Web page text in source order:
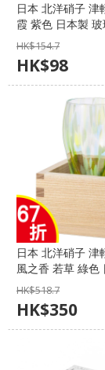
日本 北洋硝子 津
霞 紫色 日本製
杯 85ml (857)【
本市集】
HK$154.7
HK$98
日本 北洋硝子 津
風之香 若草 綠色
杯連木器枡酒杯禮
(645)【市集世界
HK$518.7
HK$350